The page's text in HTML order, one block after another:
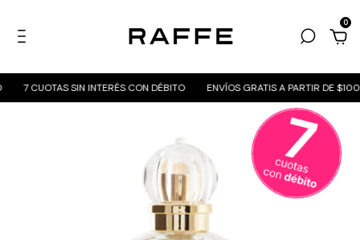
0
7 CUOTAS SIN INTERÉS CON DÉBITO ENVÍOS GRATIS A PARTIR DE